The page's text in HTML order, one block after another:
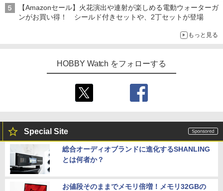
【Amazonセール】火花演出や連射が楽しめる電動ウォーターガ
ンがお買い得！ シールド付きセットや、2丁セットが登場
もっと見る
HOBBY Watch をフォローする
Special Site
総合オーディオブランドに進化するSHANLING
とは何者か？
お値段そのままでメモリ倍増！メモリ32GBの